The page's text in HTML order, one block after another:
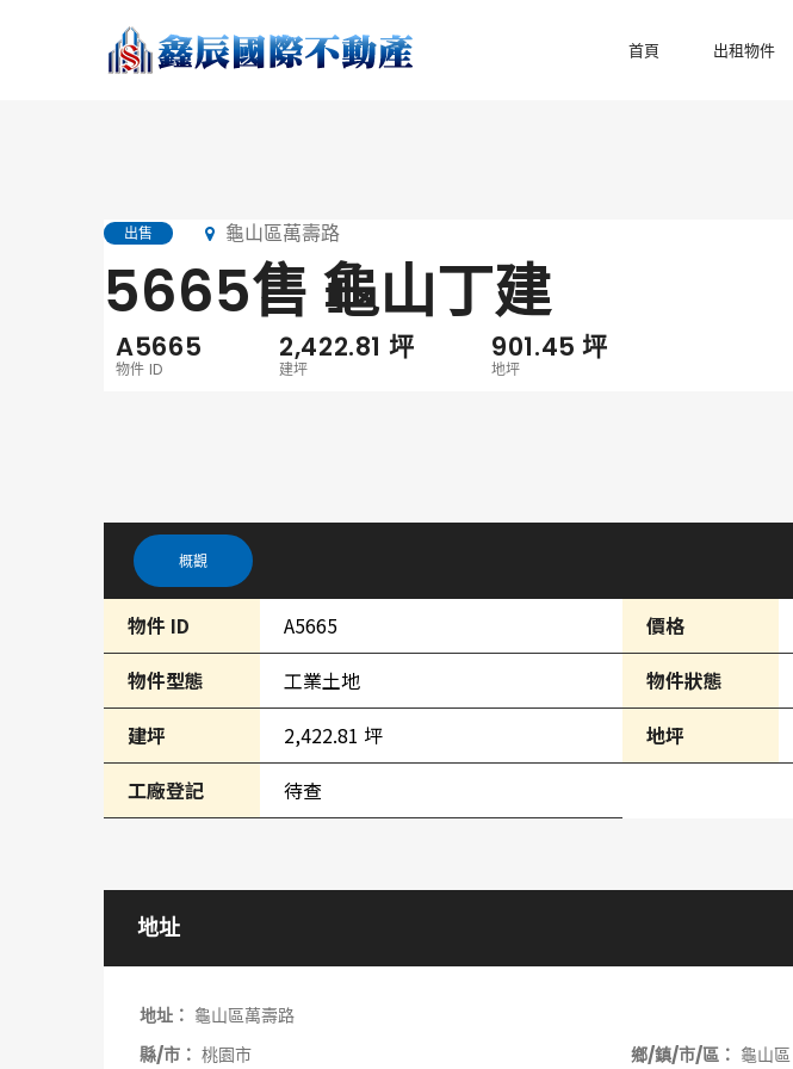
首頁 出租物件
出售 龜山區萬壽路
5665售 龜山丁建
A5665
物件 ID
2,422.81 坪
建坪
901.45坪
地坪
地址
地址： 龜山區萬壽路
縣/市： 桃園市 鄉/鎮/市/區： 龜山區
概觀
物件 ID A5665 價格
物件型態
工業土地 物件狀態
建坪
2,422.81 坪 地坪
工廠登記
待查